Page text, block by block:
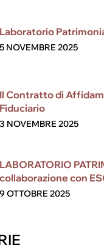
Laboratorio
5 NOVEMBRE 2025
Il Contratto di
Fiduciario
3 NOVEMBRE 2025
LABORATORIO
collaborazione con
9 OTTOBRE 2025